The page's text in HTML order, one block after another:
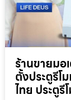
ร้านขายมอ
ตั้งประตูรีโ
ไทย ประตู